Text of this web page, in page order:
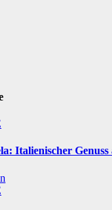
Italienischer